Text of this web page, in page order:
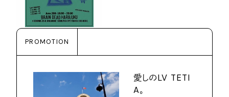
PROMOTION
愛しのLV TETI
A。